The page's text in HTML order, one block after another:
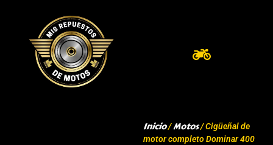
Inicio/Motos/ Cigüeñal de
motor completo Dominar 400